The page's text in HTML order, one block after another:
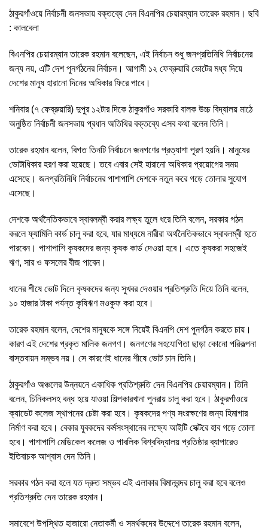
ঠাকুরগাঁওয়ে নির্বাচনী জনসভায় বক্তব্যে দেন বিএনপির চেয়ারম্যান তারেক রহমান। ছবি
: কালবেলা
বিএনপির চেয়ারম্যান তারেক রহমান বলেছেন, এই নির্বাচন শুধু জনপ্রতিনিধি নির্বাচনের
জন্য নয়, এটি দেশ পুনর্গঠনের নির্বাচন। আগামী ১২ ফেব্রুয়ারি ভোটের মধ্য দিয়ে
দেশের মানুষ হারানো দিনের অধিকার ফিরে পাবে।
শনিবার (৭ ফেব্রুয়ারি) দুপুর ১২টার দিকে ঠাকুরগাঁও সরকারি বালক উচ্চ বিদ্যালয় মাঠে
অনুষ্ঠিত নির্বাচনী জনসভায় প্রধান অতিথির বক্তব্যে এসব কথা বলেন তিনি।
তারেক রহমান বলেন, বিগত তিনটি নির্বাচনে জনগণের প্রত্যাশা পূরণ হয়নি। মানুষের
ভোটাধিকার হরণ করা হয়েছে। তবে এবার সেই হারানো অধিকার প্রয়োগের সময়
এসেছে। জনপ্রতিনিধি নির্বাচনের পাশাপাশি দেশকে নতুন করে গড়ে তোলার সুযোগ
এসেছে।
দেশকে অর্থনৈতিকভাবে স্বাবলম্বী করার লক্ষ্য তুলে ধরে তিনি বলেন, সরকার গঠন
করলে ফ্যামিলি কার্ড চালু করা হবে, যার মাধ্যমে নারীরা অর্থনৈতিকভাবে স্বাবলম্বী হতে
পারবেন। পাশাপাশি কৃষকদের জন্য কৃষক কার্ড দেওয়া হবে। এতে কৃষকরা সহজেই
ঋণ, সার ও ফসলের বীজ পাবেন।
ধানের শীষে ভোট দিলে কৃষকদের জন্য সুখবর দেওয়ার প্রতিশ্রুতি দিয়ে তিনি বলেন,
১০ হাজার টাকা পর্যন্ত কৃষিঋণ মওকুফ করা হবে।
তারেক রহমান বলেন, দেশের মানুষকে সঙ্গে নিয়েই বিএনপি দেশ পুনর্গঠন করতে চায়।
কারণ এই দেশের প্রকৃত মালিক জনগণ। জনগণের সহযোগিতা ছাড়া কোনো পরিকল্পনা
বাস্তবায়ন সম্ভব নয়। সে কারণেই ধানের শীষে ভোট চান তিনি।
ঠাকুরগাঁও অঞ্চলের উন্নয়নে একাধিক প্রতিশ্রুতি দেন বিএনপির চেয়ারম্যান। তিনি
বলেন, চিনিকলসহ বন্ধ হয়ে যাওয়া শিল্পকারখানা পুনরায় চালু করা হবে। ঠাকুরগাঁওয়ে
ক্যাডেট কলেজ স্থাপনের চেষ্টা করা হবে। কৃষকদের পণ্য সংরক্ষণের জন্য হিমাগার
নির্মাণ করা হবে। বেকার যুবকদের কর্মসংস্থানের লক্ষ্যে আইটি সেক্টরে হাব গড়ে তোলা
হবে। পাশাপাশি মেডিকেল কলেজ ও পাবলিক বিশ্ববিদ্যালয় প্রতিষ্ঠার ব্যাপারেও
ইতিবাচক আশ্বাস দেন তিনি।
সরকার গঠন করা হলে যত দ্রুত সম্ভব এই এলাকার বিমানবন্দর চালু করা হবে বলেও
প্রতিশ্রুতি দেন তারেক রহমান।
সমাবেশে উপস্থিত হাজারো নেতাকর্মী ও সমর্থকদের উদ্দেশে তারেক রহমান বলেন,